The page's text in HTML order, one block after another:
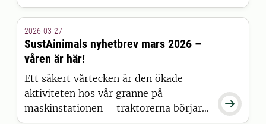
projektet SUNRISE, ett agroekologi-
partnerskapsprojekt som arbetar för
att påskynda den agroekologiska
omställningen i hela Europa.

2026-03-27
SustAinimals nyhetbrev mars 2026 –
våren är här!
Ett säkert vårtecken är den ökade
aktiviteten hos vår granne på
maskinstationen – traktorerna börjar